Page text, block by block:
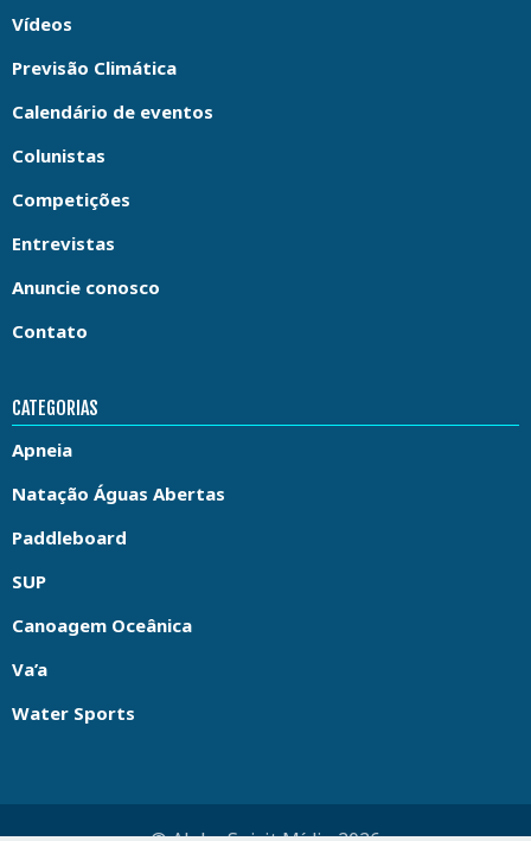
Vídeos
Previsão Climática
Calendário de eventos
Colunistas
Competições
Entrevistas
Anuncie conosco
Contato
CATEGORIAS
Apneia
Natação Águas Abertas
Paddleboard
SUP
Canoagem Oceânica
Va’a
Water Sports